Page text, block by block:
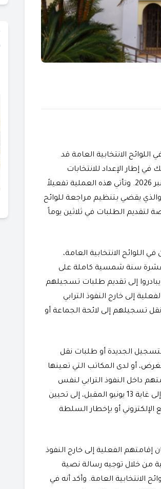
الانتخابية العامة قد
من نفس السنة، وذلك في إطار الإعداد للانتخابات
التشريعية المقبلة لانتخاب أعضاء مجلس النواب، والمقرر إجراؤها يوم 23 شتنبر 2026. وتأتي هذه العملية تفعيلاً
الوزاري رقم 690.26 الصادر في عدد الجريدة الرسمية ليوم 23 أبريل 2026، والذي يقضي بتنظيم مراجعة للوائح
لتقديم الطلبات في ثلاثين يوماً
اللوائح الانتخابية العامة،
عشرة سنة شمسية كاملة على
يوم الاقتراع في 23 شتنبر المقبل، أن يبادروا إلى تقديم طلبات تسجيلهم
إلى خارج النفوذ الترابي
تسجيلهم إلى لائحة الجماعة أو
الجديدة أو طلبات نقل
أو لدى المكاتب التي تعينها
داخل النفوذ الترابي لنفس
الجماعة أو المقاطعة، فقد أكد البلاغ على ضرورة مبادرتهم، خلال الأجل الممتد إلى غاية 13 يونيو المقبل، إلى تحيين
الإلكتروني أو بإخطار السلطة
إقامتهم الفعلية إلى خارج النفوذ
من خلال توجيه رسالة نصية
باللوائح الانتخابية العامة. وأكد أنه في